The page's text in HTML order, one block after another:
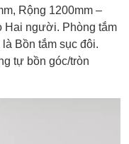
Rộng 1200mm –
Hai người. Phòng tắm
Bồn tắm sục đôi.
tự bồn góc/tròn